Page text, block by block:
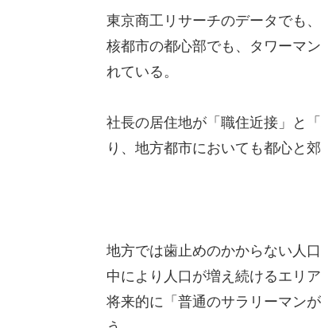
東京商工リサーチのデータでも
核都市の都心部でも、タワーマ
れている。
社長の居住地が「職住近接」と
り、地方都市においても都心と
地方では歯止めのかからない人
中により人口が増え続けるエリ
将来的に「普通のサラリーマン